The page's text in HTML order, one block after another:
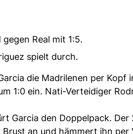
Real mit 1:5.
spielt durch.
die Madrilenen per Kopf
1:0 ein. Nati-Verteidiger
Garcia den Doppelpack.
an und hämmert ihn per